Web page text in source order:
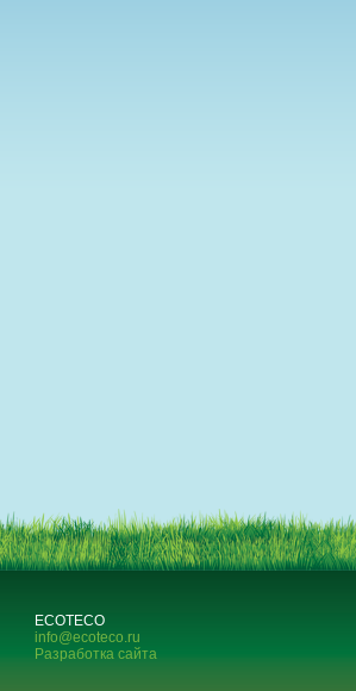
ECOTECO
info@ecoteco.ru
Разработка сайта